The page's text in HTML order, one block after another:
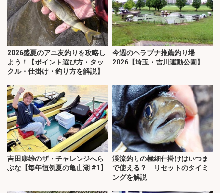
2026盛夏のアユ友釣りを攻略し
よう！【ポイント選び方・タッ
クル・仕掛け・釣り方を解説】
今週のヘラブナ推薦釣り場
2026【埼玉・吉川運動公園】
吉田康雄のザ・チャレンジへら
ぶな【毎年恒例夏の亀山湖 #1】
渓流釣りの極細仕掛けはいつま
で使える？ リセットのタイミ
ングを解説